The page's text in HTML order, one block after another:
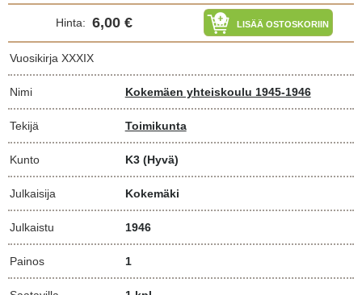
Hinta: 6,00 € LISÄÄ OSTOSKORIIN
Vuosikirja XXXIX
Nimi Kokemäen yhteiskoulu 1945-1946
Tekijä Toimikunta
Kunto K3 (Hyvä)
Julkaisija Kokemäki
Julkaistu 1946
Painos 1